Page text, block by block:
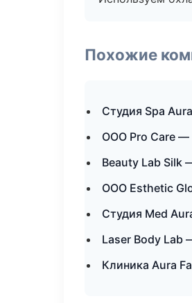
Похожие
Студия Spa
ООО Pro Care —
Beauty Lab
ООО Esthetic
Студия Med
Laser Body
Клиника Aura